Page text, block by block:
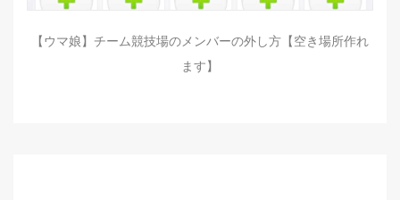
【ウマ娘】チーム競技場のメンバーの外し方【空き場所作れ
ます】